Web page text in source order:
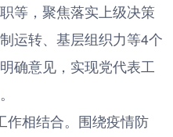
等，聚焦落实上级决策
运转、基层组织力等4个
确意见，实现党代表工
作相结合。围绕疫情防